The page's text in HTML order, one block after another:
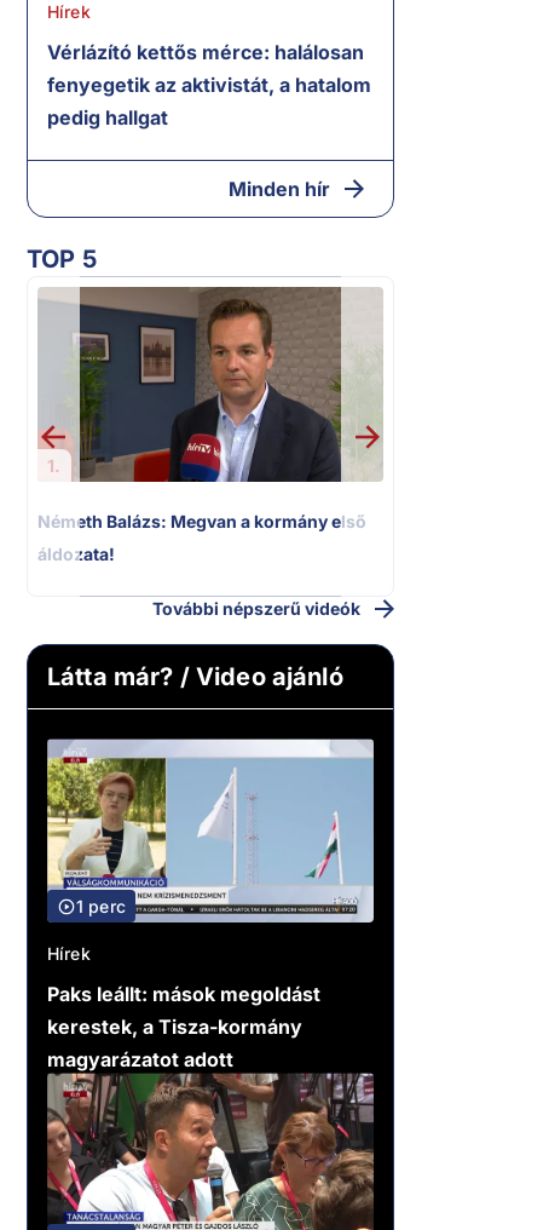
Hírek
Vérlázító kettős mérce: halálosan
fenyegetik az aktivistát, a hatalom
pedig hallgat
Minden hír
TOP 5
1.
Németh Balázs: Megvan a kormány első
áldozata!
További népszerű videók
Látta már? / Video ajánló
1 perc
Hírek
Paks leállt: mások megoldást
kerestek, a Tisza-kormány
magyarázatot adott